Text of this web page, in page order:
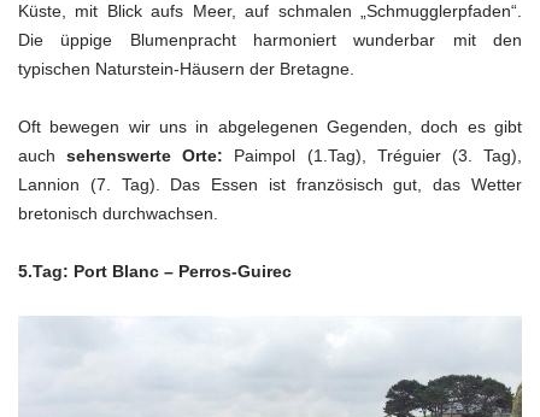
Küste, mit Blick aufs Meer, auf schmalen „Schmugglerpfaden“.
Die üppige Blumenpracht harmoniert wunderbar mit den
typischen Naturstein-Häusern der Bretagne.
Oft bewegen wir uns in abgelegenen Gegenden, doch es gibt
auchsehenswerte Orte: Paimpol (1.Tag), Tréguier (3. Tag),
Lannion (7. Tag). Das Essen ist französisch gut, das Wetter
bretonisch durchwachsen.
5.Tag: Port Blanc – Perros-Guirec